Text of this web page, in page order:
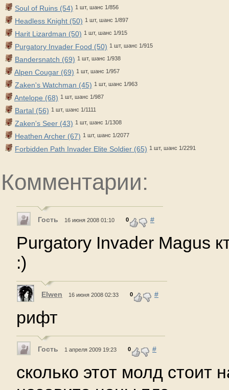
Soul of Ruins (54) 1 шт, шанс 1/856
Headless Knight (50) 1 шт, шанс 1/897
Harit Lizardman (50) 1 шт, шанс 1/915
Purgatory Invader Food (50) 1 шт, шанс 1/915
Bandersnatch (69) 1 шт, шанс 1/938
Alpen Cougar (69) 1 шт, шанс 1/957
Zaken's Watchman (45) 1 шт, шанс 1/963
Antelope (68) 1 шт, шанс 1/987
Bartal (56) 1 шт, шанс 1/1111
Zaken's Seer (43) 1 шт, шанс 1/1308
Heathen Archer (67) 1 шт, шанс 1/2077
Forbidden Path Invader Elite Soldier (65) 1 шт, шанс 1/2291
Комментарии:
Гость 16 июня 2008 01:10 0 #
Purgatory Invader Magus
:)
Elwen 16 июня 2008 02:33 0 #
рифт
Гость 1 апреля 2009 19:23 0 #
сколько этот молд стоит